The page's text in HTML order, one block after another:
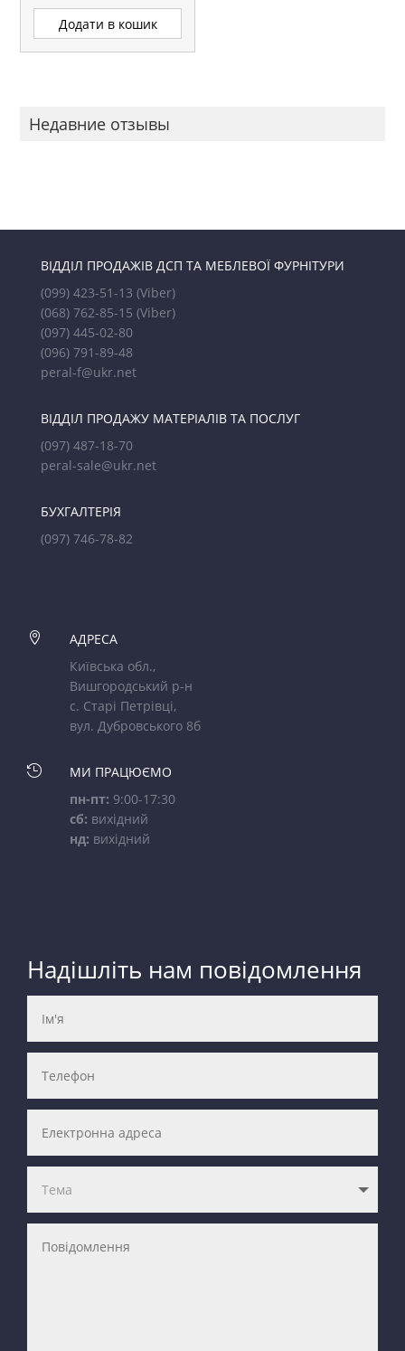
Додати в кошик
Недавние отзывы
ВІДДІЛ ПРОДАЖІВ ДСП ТА МЕБЛЕВОЇ ФУРНІТУРИ
(099) 423-51-13 (Viber)
(068) 762-85-15 (Viber)
(097) 445-02-80
(096) 791-89-48
peral-f@ukr.net
ВІДДІЛ ПРОДАЖУ МАТЕРІАЛІВ ТА ПОСЛУГ
(097) 487-18-70
peral-sale@ukr.net
БУХГАЛТЕРІЯ
(097) 746-78-82

АДРЕСА
Київська обл.,
Вишгородський р-н
с. Старі Петрівці,
вул. Дубровського 8б

МИ ПРАЦЮЄМО
пн-пт: 9:00-17:30
сб: вихідний
нд: вихідний
Надішліть нам повідомлення